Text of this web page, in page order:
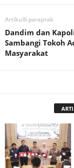
Artikulli paraprak
Dandim dan
Sambangi Tokoh
Masyarakat